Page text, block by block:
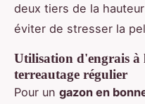
deux tiers de la
éviter de stresser la
Utilisation d'engrais à
terreautage régulier
Pour un gazon en